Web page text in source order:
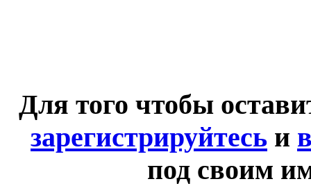
Для того чтобы
зарегистрируйтесь и
под своим